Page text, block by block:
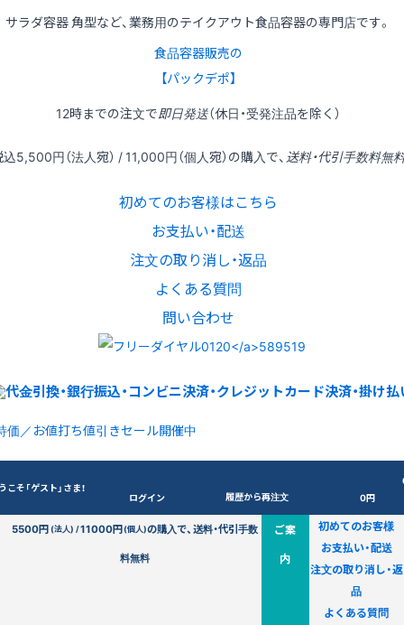
サラダ容器 角型など、業務用のテイクアウト食品容器の専門店です。
食品容器販売の
【パックデポ】
12時までの注文で即日発送（休日・受発注品を除く）
込5,500円（法人宛） / 11,000円（個人宛）の購入で、 送料・代引手数料無
初めてのお客様はこちら
お支払い・配送
注文の取り消し・返品
よくある質問
問い合わせ
価／お値打ち値引きセール開催中
こそ「ゲスト」さま！
ログイン 履歴から再注文
0円
5500円(法人) /11000円(個人)の購入で、送料・代引手数
料無料
ご案
内
初めてのお客様
お支払い・配送
注文の取り消し・返
品
よくある質問